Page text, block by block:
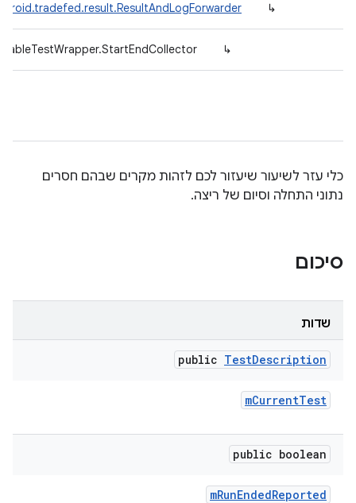
↳
↳
כלי עזר לשיעור שיעזור לכם לזהות מקרים שבהם חסרים
נתוני התחלה וסיום של ריצה.
סיכום
שדות
public TestDescription
mCurrentTest
public boolean
mRunEndedReported